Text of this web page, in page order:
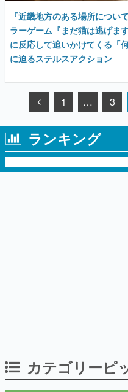
『近畿地方のある場所につい
ラーゲーム『まだ猫は逃げま
に反応して追いかけてくる「
に迫るステルスアクション
1 … 3
ランキング
カテゴリーピ